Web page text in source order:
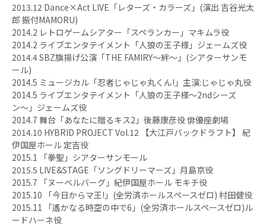
2013.12 Dance×Act LIVE「レターズ・カラーズ」(演出 吉谷光太
郎 振付MAMORU)
2014.2 レトロゲームシアター「スペランカー」マキムラ役
2014.2 ライブエンタテイメント「人狼の王子様」ジェームズ役
2014.4 SBZ旗揚げ公演「THE FAMIRY〜絆〜」(シアターサンモ
ール)
2014.5 ミュージカル「忍者じゃじゃ丸くん!」主演:じゃじゃ丸役
2014.5 ライブエンタテイメント「人狼の王子様〜2ndシーズ
ン〜」ジェームズ役
2014.7 舞台「あなたに贈るキス2」後藤康彦役 俳優座劇場
2014.10 HYBRID PROJECT Vol.12 【大江戸バックドラフト】 紀
伊国屋ホール 定吉役
2015.1 「拳聖」シアターサンモール
2015.5 LIVE&STAGE「ソングドリーマーズ」月島京役
2015.7 「ヌーベルバーグ」紀伊国屋ホール モキチ役
2015.10 「今日からマ王!」(全労済ホールスペースゼロ) 村田健役
2015.11 「遙かなる時空の中で6」(全労済ホールスペースゼロ)ル
ードハーネ役